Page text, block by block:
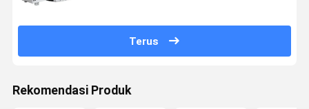
Terus
Rekomendasi Produk